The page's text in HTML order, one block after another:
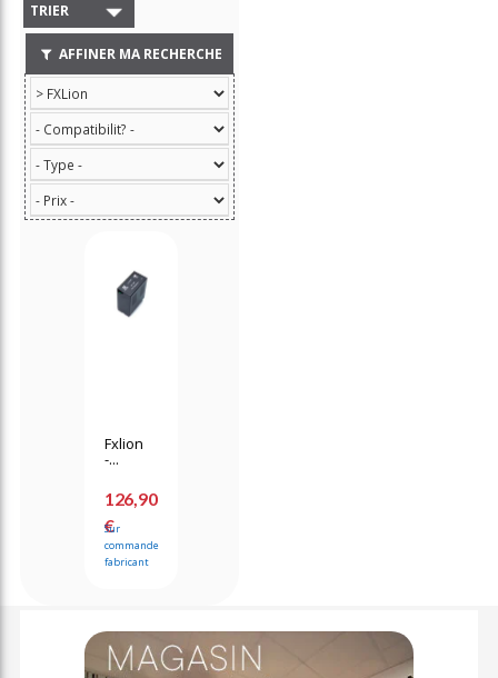
TRIER
AFFINER MA RECHERCHE
Fxlion
-...
126,90
€
Sur
commande
fabricant